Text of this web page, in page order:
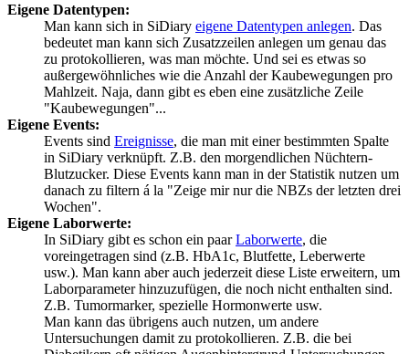
Eigene Datentypen:
Man kann sich in SiDiary eigene Datentypen anlegen. Das
bedeutet man kann sich Zusatzzeilen anlegen um genau das
zu protokollieren, was man möchte. Und sei es etwas so
außergewöhnliches wie die Anzahl der Kaubewegungen pro
Mahlzeit. Naja, dann gibt es eben eine zusätzliche Zeile
"Kaubewegungen"...
Eigene Events:
Events sind Ereignisse, die man mit einer bestimmten Spalte
in SiDiary verknüpft. Z.B. den morgendlichen Nüchtern-
Blutzucker. Diese Events kann man in der Statistik nutzen um
danach zu filtern á la "Zeige mir nur die NBZs der letzten drei
Wochen".
Eigene Laborwerte:
In SiDiary gibt es schon ein paarLaborwerte, die
voreingetragen sind (z.B. HbA1c, Blutfette, Leberwerte
usw.). Man kann aber auch jederzeit diese Liste erweitern, um
Laborparameter hinzuzufügen, die noch nicht enthalten sind.
Z.B. Tumormarker, spezielle Hormonwerte usw.
Man kann das übrigens auch nutzen, um andere
Untersuchungen damit zu protokollieren. Z.B. die bei